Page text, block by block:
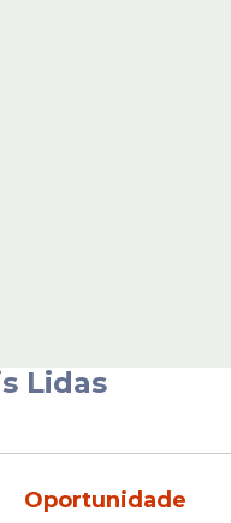
Lidas
Oportunidade